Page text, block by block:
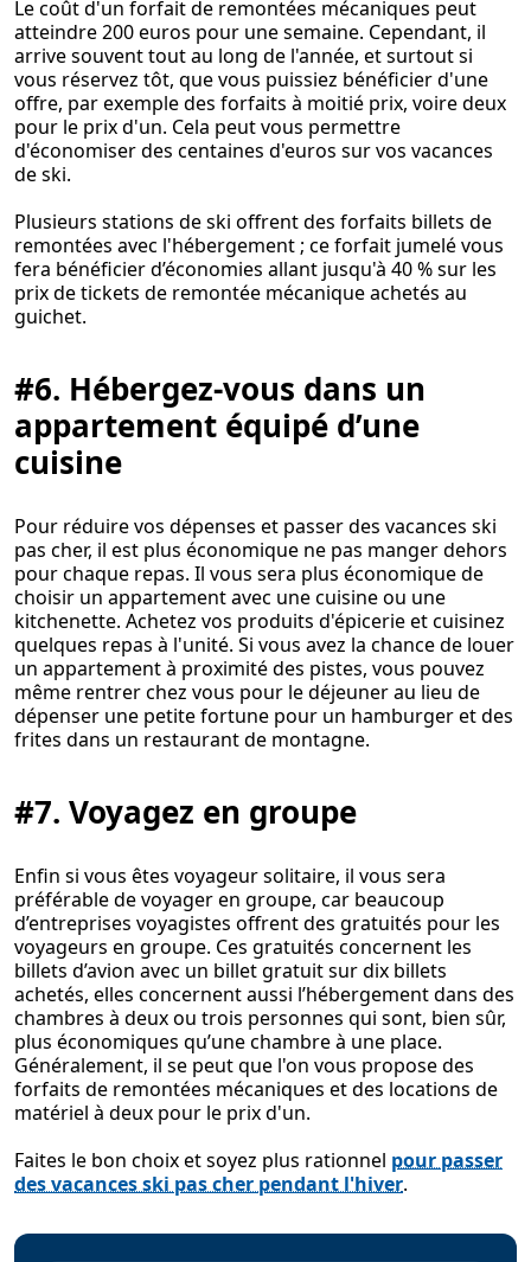
Le coût d'un forfait de remontées mécaniques peut
atteindre 200 euros pour une semaine. Cependant, il
arrive souvent tout au long de l'année, et surtout si
vous réservez tôt, que vous puissiez bénéficier d'une
offre, par exemple des forfaits à moitié prix, voire deux
pour le prix d'un. Cela peut vous permettre
d'économiser des centaines d'euros sur vos vacances
de ski.
Plusieurs stations de ski offrent des forfaits billets de
remontées avec l'hébergement ; ce forfait jumelé vous
fera bénéficier d’économies allant jusqu'à 40 % sur les
prix de tickets de remontée mécanique achetés au
guichet.
#6. Hébergez-vous dans un
appartement équipé d’une
cuisine
Pour réduire vos dépenses et passer des vacances ski
pas cher, il est plus économique ne pas manger dehors
pour chaque repas. Il vous sera plus économique de
choisir un appartement avec une cuisine ou une
kitchenette. Achetez vos produits d'épicerie et cuisinez
quelques repas à l'unité. Si vous avez la chance de louer
un appartement à proximité des pistes, vous pouvez
même rentrer chez vous pour le déjeuner au lieu de
dépenser une petite fortune pour un hamburger et des
frites dans un restaurant de montagne.
#7. Voyagez en groupe
Enfin si vous êtes voyageur solitaire, il vous sera
préférable de voyager en groupe, car beaucoup
d’entreprises voyagistes offrent des gratuités pour les
voyageurs en groupe. Ces gratuités concernent les
billets d’avion avec un billet gratuit sur dix billets
achetés, elles concernent aussi l’hébergement dans des
chambres à deux ou trois personnes qui sont, bien sûr,
plus économiques qu’une chambre à une place.
Généralement, il se peut que l'on vous propose des
forfaits de remontées mécaniques et des locations de
matériel à deux pour le prix d'un.
Faites le bon choix et soyez plus rationnel pour passer
des vacances ski pas cher pendant l'hiver.